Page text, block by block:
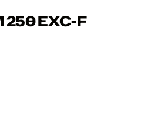
250 EXC-F